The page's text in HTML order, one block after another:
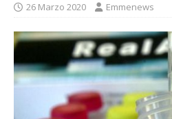
26 Marzo 2020 Emmenews